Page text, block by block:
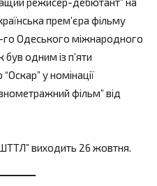
прем’єра фільму
го Одеського міжнародного
одним із п’яти
у номінації
фільм” від
виходить 26 жовтня.